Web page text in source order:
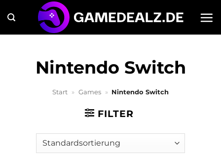
Inhalt
springen
Nintendo Switch
Start » Games » Nintendo Switch
FILTER